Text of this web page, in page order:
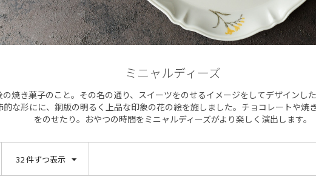
ミニャルディーズ
焼き菓子のこと。その名の通り、スイーツをのせるイメージをしてデザインし
な形にに、銅版の明るく上品な印象の花の絵を施しました。チョコレートや焼
をのせたり。おやつの時間をミニャルディーズがより楽しく演出します。
32 件ずつ表示